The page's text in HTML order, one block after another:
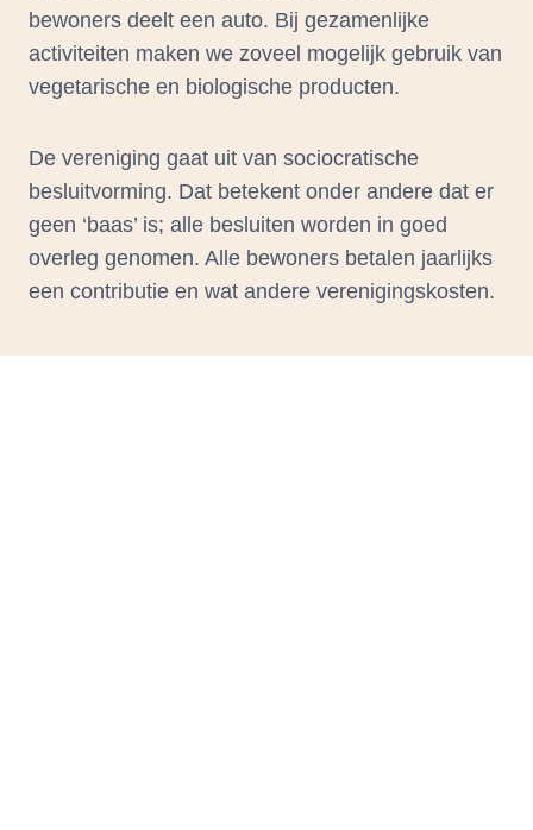
bewoners deelt een auto. Bij gezamenlijke
activiteiten maken we zoveel mogelijk gebruik van
vegetarische en biologische producten.
De vereniging gaat uit van sociocratische
besluitvorming. Dat betekent onder andere dat er
geen ‘baas’ is; alle besluiten worden in goed
overleg genomen. Alle bewoners betalen jaarlijks
een contributie en wat andere verenigingskosten.